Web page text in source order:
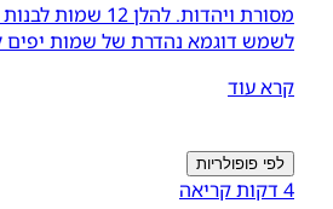
מסורת ויהדות. להלן
לשמש דוגמא נהדרת של שמות יפים
קרא עוד
לפי פופולריות
4 דקות קריאה